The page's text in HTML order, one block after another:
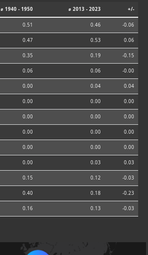
⌀ 1940 - 1950 ⌀ 2013 - 2023 +/-
0.51 0.46 -0.06
0.47 0.53 0.06
0.35 0.19 -0.15
0.06 0.06 -0.00
0.00 0.04 0.04
0.00 0.00 0.00
0.00 0.00 0.00
0.00 0.00 0.00
0.00 0.00 0.00
0.00 0.03 0.03
0.15 0.12 -0.03
0.40 0.18 -0.23
0.16 0.13 -0.03